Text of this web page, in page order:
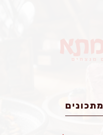
מתכונים